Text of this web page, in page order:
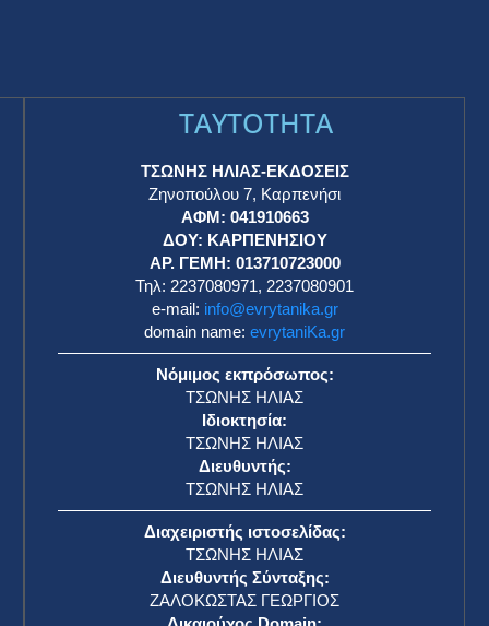
TAYTOTHTA
ΤΣΩΝΗΣ ΗΛΙΑΣ-ΕΚΔΟΣΕΙΣ
Ζηνοπούλου 7, Καρπενήσι
ΑΦΜ: 041910663
ΔΟΥ: ΚΑΡΠΕΝΗΣΙΟΥ
ΑΡ. ΓΕΜΗ: 013710723000
Τηλ: 2237080971, 2237080901
e-mail: info@evrytanika.gr
domain name: evrytaniKa.gr
Νόμιμος εκπρόσωπος:
ΤΣΩΝΗΣ ΗΛΙΑΣ
Ιδιοκτησία:
ΤΣΩΝΗΣ ΗΛΙΑΣ
Διευθυντής:
ΤΣΩΝΗΣ ΗΛΙΑΣ
Διαχειριστής ιστοσελίδας:
ΤΣΩΝΗΣ ΗΛΙΑΣ
Διευθυντής Σύνταξης:
ΖΑΛΟΚΩΣΤΑΣ ΓΕΩΡΓΙΟΣ